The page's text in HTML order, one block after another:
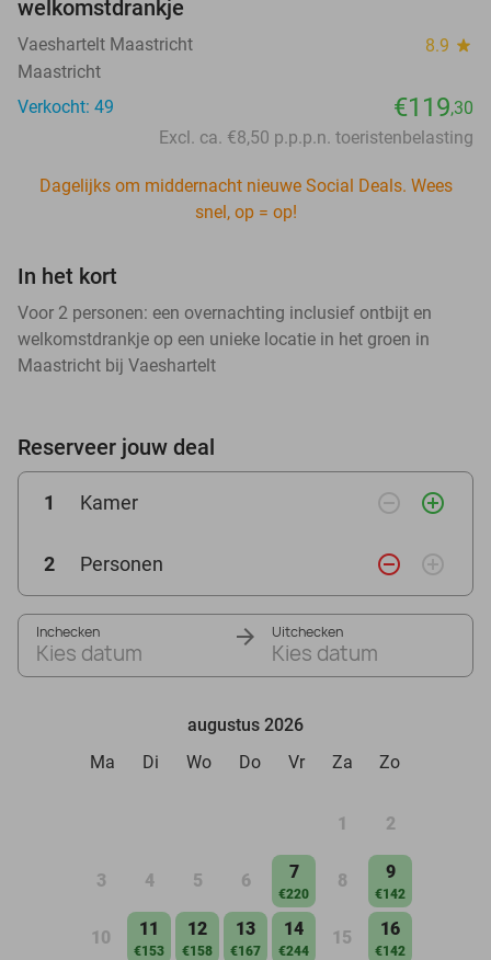
welkomstdrankje
Vaeshartelt Maastricht 8.9 star
Maastricht
Verkocht: 49
€119,30
Excl. ca. €8,50 p.p.p.n. toeristenbelasting
Dagelijks om middernacht nieuwe Social Deals. Wees
snel, op = op!
In het kort
Voor 2 personen: een overnachting inclusief ontbijt en
welkomstdrankje op een unieke locatie in het groen in
Maastricht bij Vaeshartelt
Reserveer jouw deal
1 Kamer remove_circle_outline add_circle_outline
2 Personen remove_circle_outline add_circle_outline
Inchecken
Kies datum
Uitchecken
Kies datum
augustus 2026
Ma
Di Wo Do Vr Za Zo
1 2
3 4 5 6 7
€220
8 9
€142
10 11
€153
12
€158
13
€167
14
€244
15 16
€142